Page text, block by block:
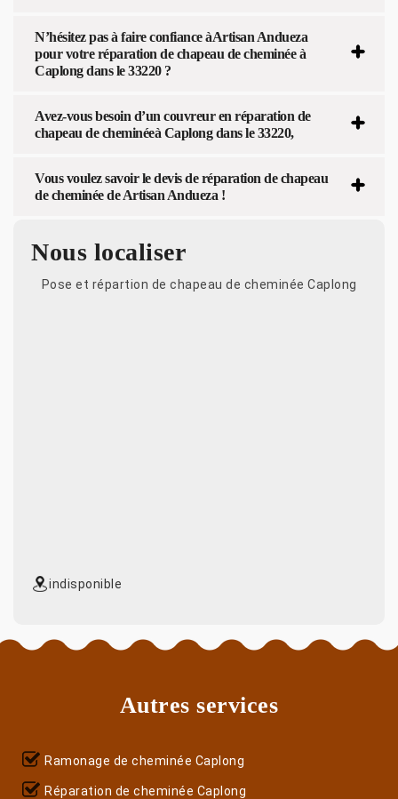
N’hésitez pas à faire confiance àArtisan Andueza
pour votre réparation de chapeau de cheminée à
Caplong dans le 33220 ?
Avez-vous besoin d’un couvreur en réparation de
chapeau de cheminéeà Caplong dans le 33220,
Vous voulez savoir le devis de réparation de chapeau
de cheminée de Artisan Andueza !
Nous localiser
Pose et répartion de chapeau de cheminée Caplong
indisponible
Autres services
Ramonage de cheminée Caplong
Réparation de cheminée Caplong